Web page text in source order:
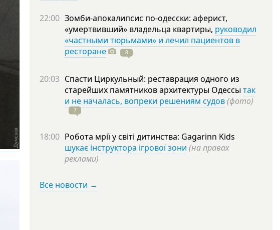
22:00 Зомби-апокалипсис по-одесски: аферист,
«умертвивший» владельца квартиры, руководил
«частными тюрьмами» и лечил пациентов в
ресторане
8
20:03 Спасти Циркульный: реставрация одного из
старейших памятников архитектуры Одессы так
и не началась, вопреки решениям судов(фото)
7
18:00 Робота мрії у світі дитинства: Gagarinn Kids
шукає інструктора ігрової зони (на правах
реклами)
Все новости →